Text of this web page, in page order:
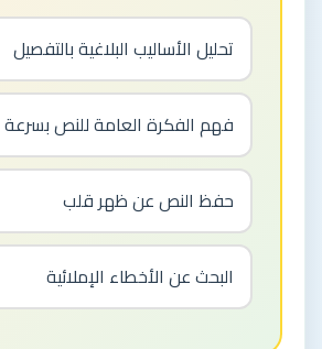
تحليل الأساليب البلاغية بالتفصيل
فهم الفكرة العامة للنص بسرعة
حفظ النص عن ظهر قلب
البحث عن الأخطاء الإملائية